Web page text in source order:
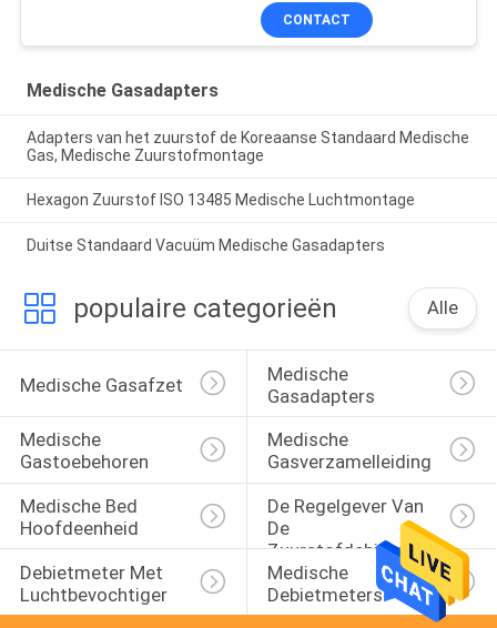
CONTACT
Medische Gasadapters
Adapters van het zuurstof de Koreaanse Standaard Medische
Gas, Medische Zuurstofmontage
Hexagon Zuurstof ISO 13485 Medische Luchtmontage
Duitse Standaard Vacuüm Medische Gasadapters
populaire categorieën Alle
Medische Gasafzet
Medische
Gasadapters
Medische
Gastoebehoren
Medische
Gasverzamelleiding
Medische Bed
Hoofdeenheid
De Regelgever Van
De
Zuurstofdebietmeter
Met
Luchtbevochtiger
Debietmeter Met
Luchtbevochtiger
Medische
Debietmeters